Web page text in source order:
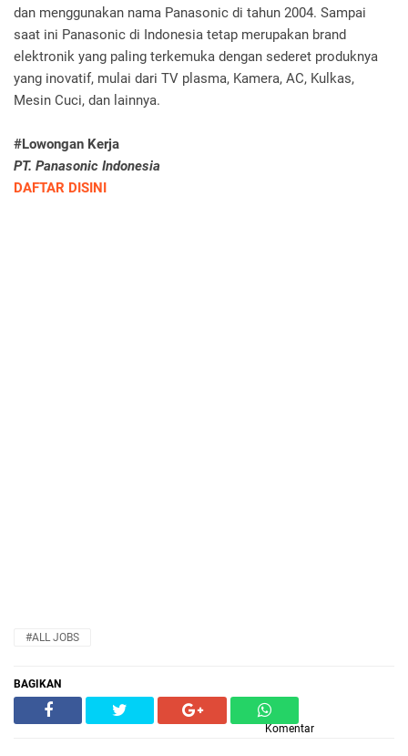
dan menggunakan nama Panasonic di tahun 2004. Sampai
saat ini Panasonic di Indonesia tetap merupakan brand
elektronik yang paling terkemuka dengan sederet produknya
yang inovatif, mulai dari TV plasma, Kamera, AC, Kulkas,
Mesin Cuci, dan lainnya.
#Lowongan Kerja
PT. Panasonic Indonesia
DAFTAR DISINI
#ALL JOBS
BAGIKAN
Komentar